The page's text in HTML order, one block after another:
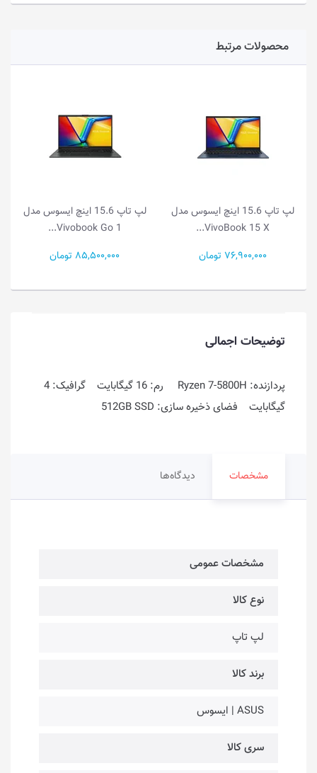
محصولات مرتبط
ایسوس مدل
لپ تاپ 15.6 اینچ ایسوس مدل
Vivobook Go 1...
85,500,000 تومان
لپ تاپ 14.0 اینچ
Vivobook Go 1...
49,000,000 تومان
توضیحات اجمالی
پردازنده: Ryzen 7-5800H رم: 16 گیگابایت گرافیک: 4
گیگابایت فضای ذخیره سازی: 512GB SSD
مشخصات دیدگاه‌ها
مشخصات عمومی
نوع کالا
لپ تاپ
برند کالا
ASUS | ایسوس
سری کالا